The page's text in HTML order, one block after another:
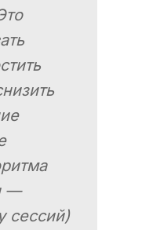
—
сессий)